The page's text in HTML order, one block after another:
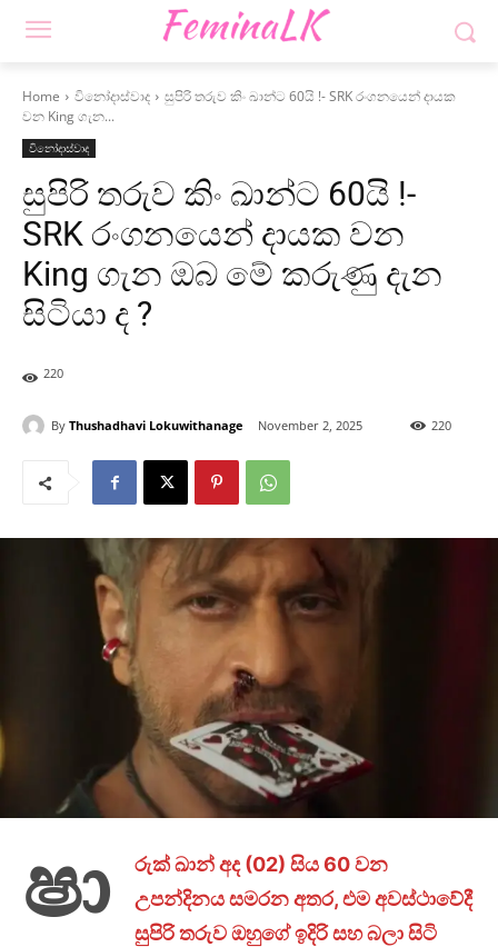
Home විනෝදාස්වාද
සුපිරි තරුව කිං ඛාන්ට 60යි !- SRK රංගනයෙන් දායක
වන King ගැන...
විනෝදාස්වාද
සුපිරි තරුව කිං ඛාන්ට 60යි !-
SRK රංගනයෙන් දායක වන
King ගැන ඔබ මේ කරුණු දැන
සිටියා ද ?
220
By Thushadhavi Lokuwithanage November 2, 2025 220
ෂා රුක් ඛාන් අද (02) සිය60වන
උපන්දිනය සමරන අතර,එම අවස්ථාවේදී
සුපිරි තරුව ඔහුගේ ඉදිරි සහ බලා සිටි